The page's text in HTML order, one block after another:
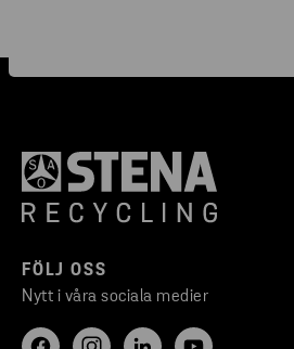
FÖLJ OSS
Nytt i våra sociala medier